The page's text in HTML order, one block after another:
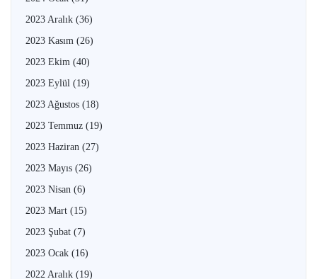
2023 Aralık (36)
2023 Kasım (26)
2023 Ekim (40)
2023 Eylül (19)
2023 Ağustos (18)
2023 Temmuz (19)
2023 Haziran (27)
2023 Mayıs (26)
2023 Nisan (6)
2023 Mart (15)
2023 Şubat (7)
2023 Ocak (16)
2022 Aralık (19)